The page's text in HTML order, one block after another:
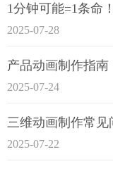
2025-07-28
产品动画制作指
2025-07-24
2025-07-22